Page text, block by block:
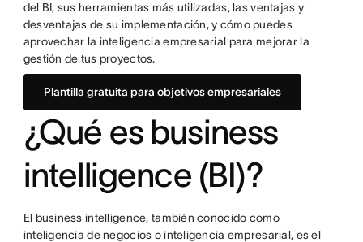
del BI, sus herramientas más utilizadas, las ventajas y
desventajas de su implementación, y cómo puedes
aprovechar la inteligencia empresarial para mejorar la
gestión de tus proyectos.
Plantilla gratuita para objetivos empresariales
¿Qué es business
intelligence (BI)?
El business intelligence, también conocido como
inteligencia de negocios o inteligencia empresarial, es el